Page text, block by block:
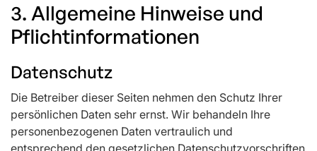
3. Allgemeine Hinweise und
Pflichtinformationen
Datenschutz
Die Betreiber dieser Seiten nehmen den Schutz Ihrer
persönlichen Daten sehr ernst. Wir behandeln Ihre
personenbezogenen Daten vertraulich und
entsprechend den gesetzlichen Datenschutzvorschriften